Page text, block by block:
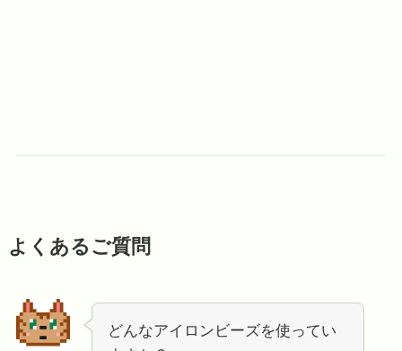
よくあるご質問
どんなアイロンビーズを使ってい